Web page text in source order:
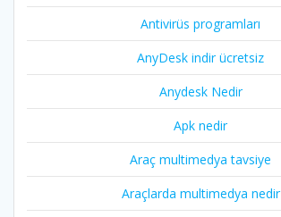
Antivirüs programları
AnyDesk indir ücretsiz
Anydesk Nedir
Apk nedir
Araç multimedya tavsiye
Araçlarda multimedya nedir